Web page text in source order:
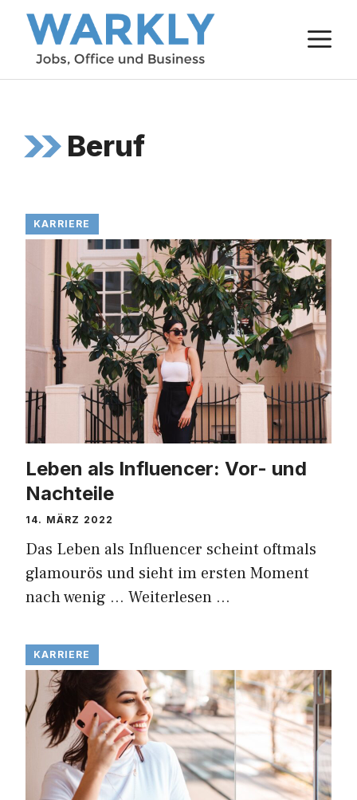
Zum
Inhalt
springen
Beruf
KARRIERE
Leben als Influencer: Vor- und
Nachteile
14. MÄRZ 2022
Das Leben als Influencer scheint oftmals
glamourös und sieht im ersten Moment
nach wenig … Weiterlesen …
KARRIERE